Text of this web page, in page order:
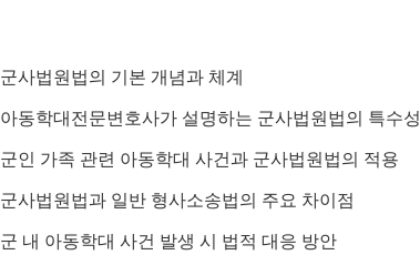
군사법원법의 기본 개념과 체계
아동학대전문변호사가 설명하는 군사법원법의 특수성
군인 가족 관련 아동학대 사건과 군사법원법의 적용
군사법원법과 일반 형사소송법의 주요 차이점
군 내 아동학대 사건 발생 시 법적 대응 방안